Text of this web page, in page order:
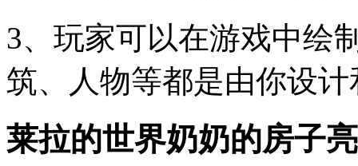
3、玩家可以在游戏中绘
筑、人物等都是由你设
莱拉的世界奶奶的房子